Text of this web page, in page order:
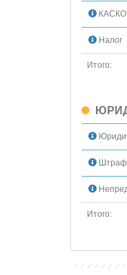
КАСКО
Налог
Итого:
Итого: